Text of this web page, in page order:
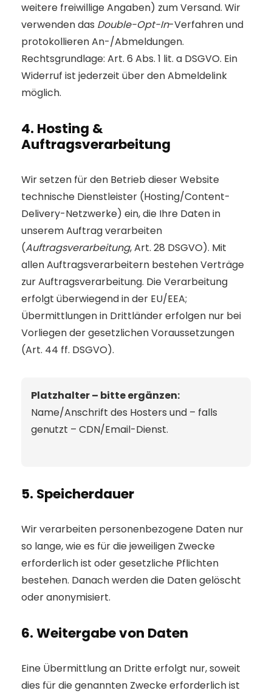
weitere freiwillige Angaben) zum Versand. Wir
verwenden das Double-Opt-In-Verfahren und
protokollieren An-/Abmeldungen.
Rechtsgrundlage: Art. 6 Abs. 1 lit. a DSGVO. Ein
Widerruf ist jederzeit über den Abmeldelink
möglich.
4. Hosting &
Auftragsverarbeitung
Wir setzen für den Betrieb dieser Website
technische Dienstleister (Hosting/Content-
Delivery-Netzwerke) ein, die Ihre Daten in
unserem Auftrag verarbeiten
(Auftragsverarbeitung, Art. 28 DSGVO). Mit
allen Auftragsverarbeitern bestehen Verträge
zur Auftragsverarbeitung. Die Verarbeitung
erfolgt überwiegend in der EU/EEA;
Übermittlungen in Drittländer erfolgen nur bei
Vorliegen der gesetzlichen Voraussetzungen
(Art. 44 ff. DSGVO).
Platzhalter – bitte ergänzen:
Name/Anschrift des Hosters und – falls
genutzt – CDN/Email-Dienst.
5. Speicherdauer
Wir verarbeiten personenbezogene Daten nur
so lange, wie es für die jeweiligen Zwecke
erforderlich ist oder gesetzliche Pflichten
bestehen. Danach werden die Daten gelöscht
oder anonymisiert.
6. Weitergabe von Daten
Eine Übermittlung an Dritte erfolgt nur, soweit
dies für die genannten Zwecke erforderlich ist